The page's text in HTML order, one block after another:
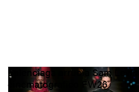
Balenciaga arruola Sam
cinematografico FW26